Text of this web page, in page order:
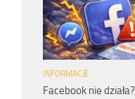
INFORMACJE
Facebook nie działa?